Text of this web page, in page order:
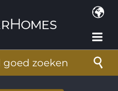
zoeken